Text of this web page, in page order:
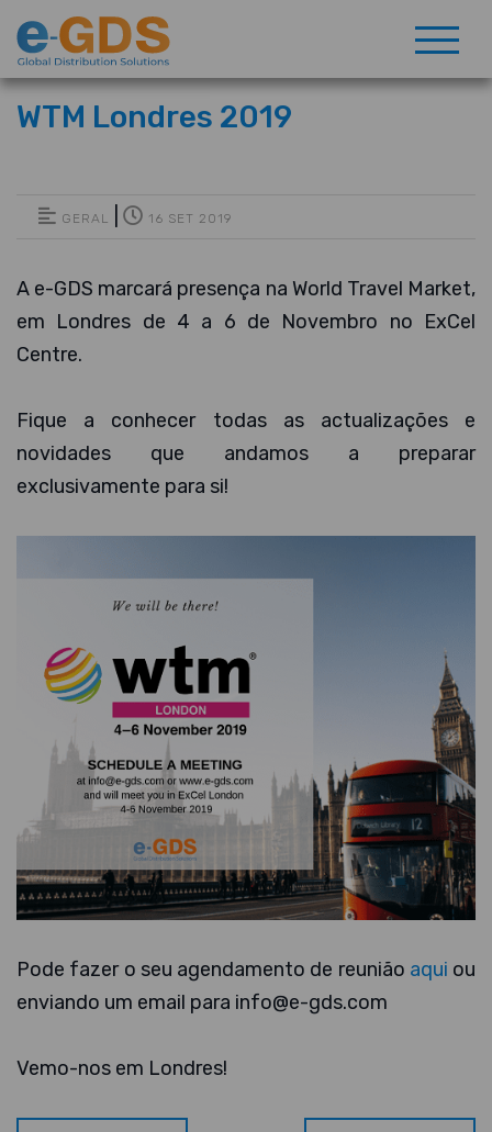
WTM Londres 2019
GERAL 16 SET 2019
A e-GDS marcará presença na World Travel Market,
em Londres de 4 a 6 de Novembro no ExCel
Centre.
Fique a conhecer todas as actualizações e
novidades que andamos a preparar
exclusivamente para si!
Pode fazer o seu agendamento de reunião aqui ou
enviando um email para info@e-gds.com
Vemo-nos em Londres!